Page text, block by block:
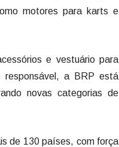
motores para karts e
e vestuário para
responsável, a BRP está
novas categorias de
de 130 países, com força